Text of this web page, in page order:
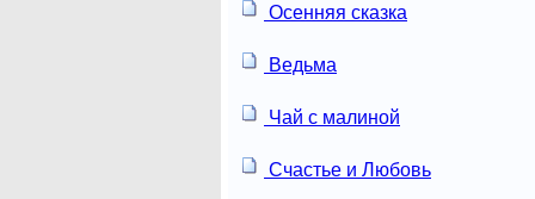
Осенняя сказка
Ведьма
Чай с малиной
Счастье и Любовь